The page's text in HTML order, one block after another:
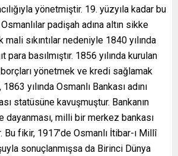
yönetmiştir. 19. yüzyıla kadar bu
padişah adına altın sikke
mali sıkıntılar nedeniyle 1840 yılında
para basılmıştır. 1856 yılında kurulan
yönetmek ve kredi sağlamak
yılında Osmanlı Bankası adını
statüsüne kavuşmuştur. Bankanın
dayanması, milli bir merkez bankası
fikir, 1917’de Osmanlı İtibar-ı Millî
sonuçlanmışsa da Birinci Dünya